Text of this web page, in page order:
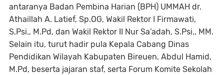
antaranya Badan Pembina Harian (BPH) UMMAH dr.
Athaillah A. Latief, Sp.OG, Wakil Rektor I Firmawati,
S.Psi., M.Pd, dan Wakil Rektor II Nur Sa’adah, S.Psi., MM.
Selain itu, turut hadir pula Kepala Cabang Dinas
Pendidikan Wilayah Kabupaten Bireuen, Abdul Hamid,
M.Pd, beserta jajaran staf, serta Forum Komite Sekolah